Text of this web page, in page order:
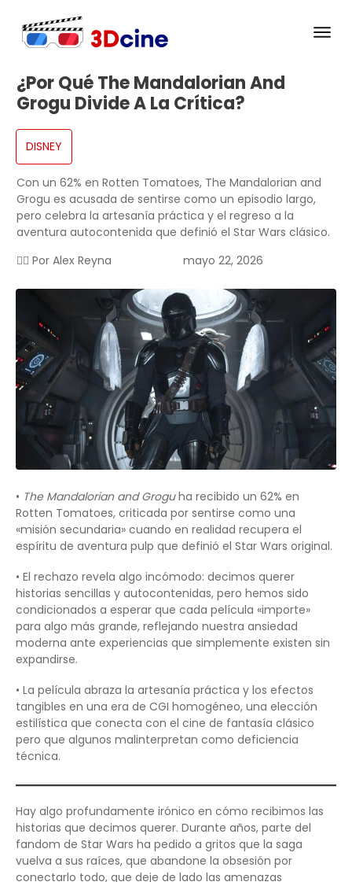
¿Por Qué The Mandalorian And
Grogu Divide A La Crítica?
DISNEY
Con un 62% en Rotten Tomatoes, The Mandalorian and
Grogu es acusada de sentirse como un episodio largo,
pero celebra la artesanía práctica y el regreso a la
aventura autocontenida que definió el Star Wars clásico.
✍🏻 Por Alex Reyna mayo 22, 2026
• The Mandalorian and Groguha recibido un 62% en
Rotten Tomatoes, criticada por sentirse como una
«misión secundaria» cuando en realidad recupera el
espíritu de aventura pulp que definió el Star Wars original.
• El rechazo revela algo incómodo: decimos querer
historias sencillas y autocontenidas, pero hemos sido
condicionados a esperar que cada película «importe»
para algo más grande, reflejando nuestra ansiedad
moderna ante experiencias que simplemente existen sin
expandirse.
• La película abraza la artesanía práctica y los efectos
tangibles en una era de CGI homogéneo, una elección
estilística que conecta con el cine de fantasía clásico
pero que algunos malinterpretan como deficiencia
técnica.
Hay algo profundamente irónico en cómo recibimos las
historias que decimos querer. Durante años, parte del
fandom de Star Wars ha pedido a gritos que la saga
vuelva a sus raíces, que abandone la obsesión por
conectarlo todo, que deje de lado las amenazas